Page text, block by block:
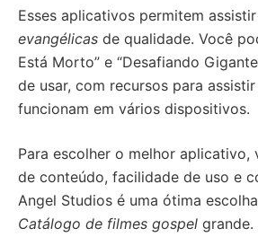
Esses aplicativos permitem
evangélicas de qualidade. Você
Está Morto” e “Desafiando
de usar, com recursos para
funcionam em vários dispositivos.
Para escolher o melhor aplicativo,
de conteúdo, facilidade de uso e
Angel Studios é uma ótima
Catálogo de filmes gospel